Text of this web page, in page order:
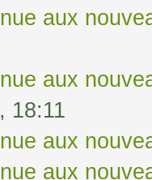
aux
aux
18:11
aux
aux